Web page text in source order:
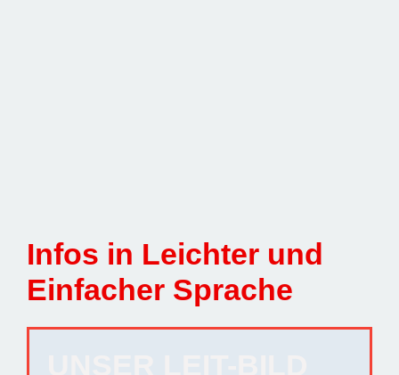
Infos in Leichter und
Einfacher Sprache